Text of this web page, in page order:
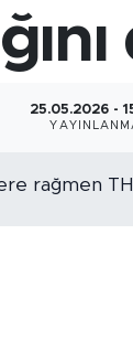
25.05.2026 -